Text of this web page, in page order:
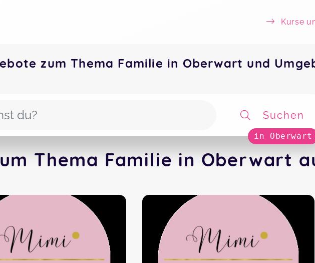
Kurse
zum Thema Familie in Oberwart und
Suchen
in Oberwart
Thema Familie in Oberwart